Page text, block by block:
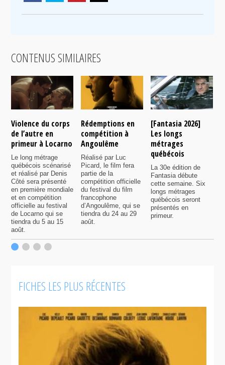
CONTENUS SIMILAIRES
Violence du corps
de l’autre en
primeur à Locarno
Le long métrage
québécois scénarisé
et réalisé par Denis
Côté sera présenté
en première mondiale
et en compétition
officielle au festival
de Locarno qui se
tiendra du 5 au 15
août.
Rédemptions en
compétition à
Angoulême
Réalisé par Luc
Picard, le film fera
partie de la
compétition officielle
du festival du film
francophone
d’Angoulême, qui se
tiendra du 24 au 29
août.
[Fantasia 2026]
Les longs
métrages
québécois
La 30e édition de
Fantasia débute
cette semaine. Six
longs métrages
québécois seront
présentés en
primeur.
FICHES LES PLUS RÉCENTES